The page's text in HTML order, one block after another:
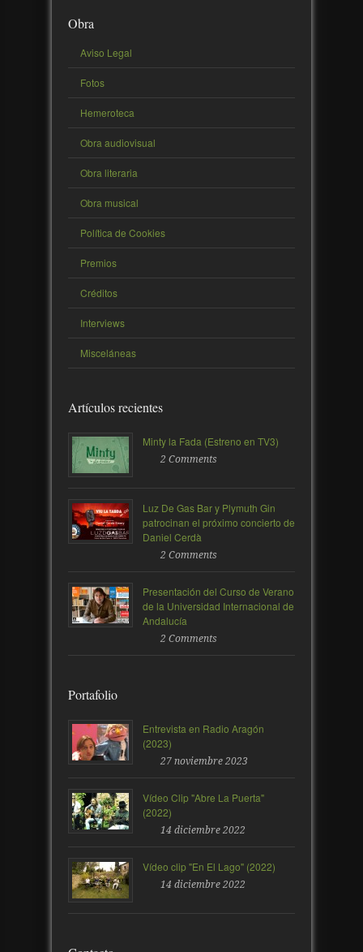
Obra
Aviso Legal
Fotos
Hemeroteca
Obra audiovisual
Obra literaria
Obra musical
Política de Cookies
Premios
Créditos
Interviews
Misceláneas
Artículos recientes
Minty la Fada (Estreno en TV3)
2 Comments
Luz De Gas Bar y Plymuth Gin
patrocinan el próximo concierto de
Daniel Cerdà
2 Comments
Presentación del Curso de Verano
de la Universidad Internacional de
Andalucía
2 Comments
Portafolio
Entrevista en Radio Aragón
(2023)
27 noviembre 2023
Vídeo Clip "Abre La Puerta"
(2022)
14 diciembre 2022
Vídeo clip "En El Lago" (2022)
14 diciembre 2022